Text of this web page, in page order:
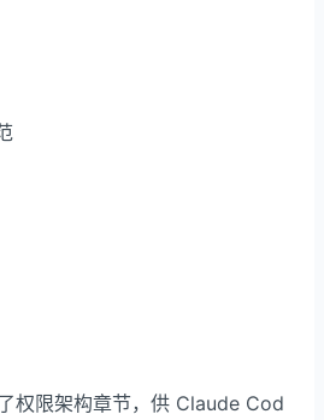
权限架构章节，供 Claude Cod